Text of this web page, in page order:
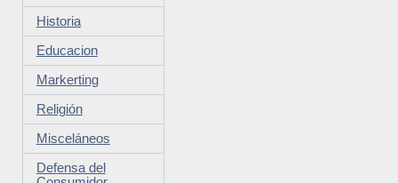
Historia
Educacion
Markerting
Religión
Misceláneos
Defensa del